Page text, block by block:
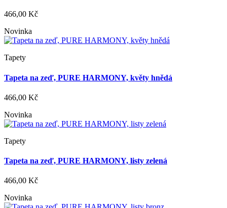
466,00 Kč
Novinka
Tapety
Tapeta na zeď, PURE HARMONY, květy hnědá
466,00 Kč
Novinka
Tapety
Tapeta na zeď, PURE HARMONY, listy zelená
466,00 Kč
Novinka